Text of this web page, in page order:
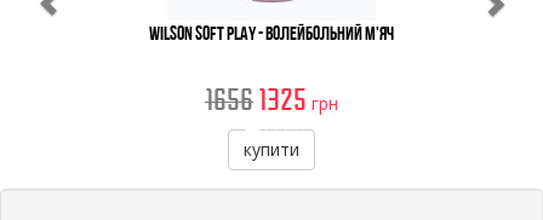
Wilson Soft Play - Волейбольний М'яч
16561325 грн
купити